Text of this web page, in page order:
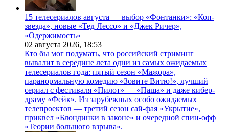
15 телесериалов августа — выбор «Фонтанки»: «Коп-
звезда», новые «Тед Лессо» и «Джек Ричер»,
«Одержимость»
02 августа 2026, 18:53
Кто бы мог подумать, что российский стриминг
вывалит в середине лета одни из самых ожидаемых
телесериалов года: пятый сезон «Мажора»,
паранормальную комедию «Зовите Витю!», лучший
сериал с фестиваля «Пилот» — «Паша» и даже кибер-
драму «Фейк». Из зарубежных особо ожидаемых
телепроектов — третий сезон сай-фая «Укрытие»,
приквел «Блондинки в законе» и очередной спин-офф
«Теории большого взрыва».